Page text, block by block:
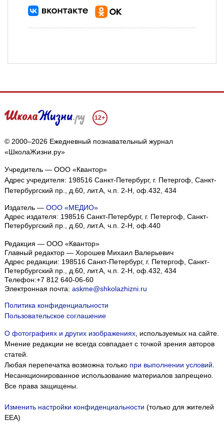
12+
© 2000–2026 Ежедневный познавательный журнал
«ШколаЖизни.ру»
Учредитель — ООО «Квантор»
Адрес учредителя: 198516 Санкт-Петербург, г. Петергоф, Санкт-
Петербургский пр., д.60, лит.А, ч.п. 2-Н, оф.432, 434
Издатель — ООО «МЕДИО»
Адрес издателя: 198516 Санкт-Петербург, г. Петергоф, Санкт-
Петербургский пр., д.60, лит.А, ч.п. 2-Н, оф.440
Редакция — ООО «Квантор»
Главный редактор — Хорошев Михаил Валерьевич
Адрес редакции: 198516 Санкт-Петербург, г. Петергоф Санкт-
Петербургский пр., д.60, лит.А, ч.п. 2-Н, оф.432, 434
Телефон:+7 812 640-06-60
Электронная почта: askme@shkolazhizni.ru
Политика конфиденциальности
Пользовательское соглашение
О фотографиях и других изображениях, используемых на сайте.
Мнение редакции не всегда совпадает с точкой зрения авторов
статей.
Любая перепечатка возможна только при выполнении условий
Несанкционированное использование материалов запрещено.
Все права защищены.
Изменить настройки конфиденциальности (только для жителей
EEA)